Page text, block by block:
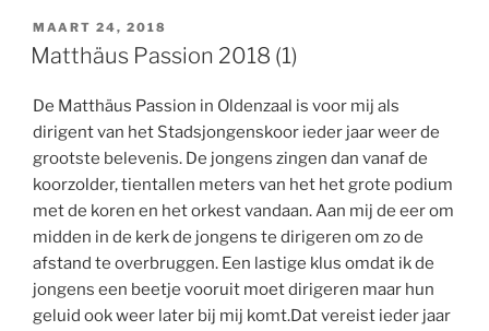
GEPLAATST
OP
MAART 24, 2018
Matthäus Passion 2018 (1)
De Matthäus Passion in Oldenzaal is voor mij als
dirigent van het Stadsjongenskoor ieder jaar weer de
grootste belevenis. De jongens zingen dan vanaf de
koorzolder, tientallen meters van het het grote podium
met de koren en het orkest vandaan. Aan mij de eer om
midden in de kerk de jongens te dirigeren om zo de
afstand te overbruggen. Een lastige klus omdat ik de
jongens een beetje vooruit moet dirigeren maar hun
geluid ook weer later bij mij komt.Dat vereist ieder jaar